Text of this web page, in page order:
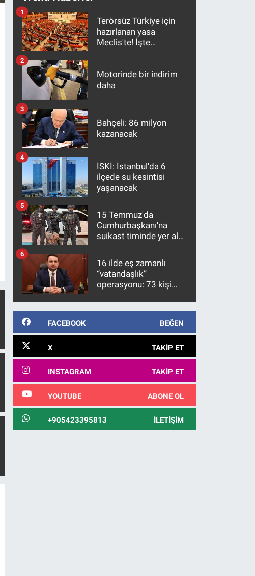
Terörsüz Türkiye için
hazırlanan yasa
Meclis'te! İşte
1
Motorinde bir indirim
daha
2
Bahçeli: 86 milyon
kazanacak
3
İSKİ: İstanbul'da 6
ilçede su kesintisi
yaşanacak
4
15 Temmuz'da
Cumhurbaşkanı'na
suikast timinde yer alan
10 yıl sonra yakalandı
5
16 ilde eş zamanlı
“vatandaşlık”
operasyonu: 73 kişi
6
FACEBOOK BEĞEN
X TAKIP ET
INSTAGRAM TAKIP ET
YOUTUBE ABONE OL
+905423395813 İLETIŞIM